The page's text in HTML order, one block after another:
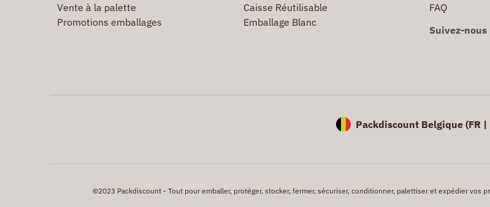
Vente à la palette
Promotions emballages
Caisse Réutilisable
Emballage Blanc
FAQ
Suivez-nous
Packdiscount Belgique (FR |
©2023 Packdiscount - Tout pour emballer, protéger, stocker, fermer, sécuriser, conditionner, palettiser et expédier vos